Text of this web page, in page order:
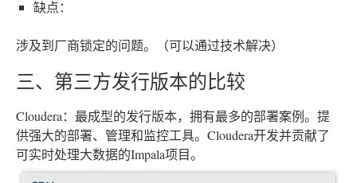
缺点：
涉及到厂商锁定的问题。（可以通过技术解决）
三、第三方发行版本的比较
Cloudera：最成型的发行版本，拥有最多的部署案例。提
供强大的部署、管理和监控工具。Cloudera开发并贡献了
可实时处理大数据的Impala项目。